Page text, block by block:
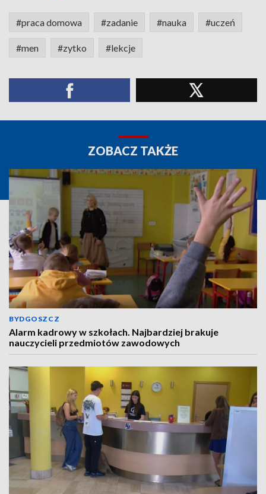
#praca domowa #zadanie #nauka #uczeń
#men #zytko #lekcje
ZOBACZ TAKŻE
BYDGOSZCZ
Alarm kadrowy w szkołach. Najbardziej brakuje
nauczycieli przedmiotów zawodowych